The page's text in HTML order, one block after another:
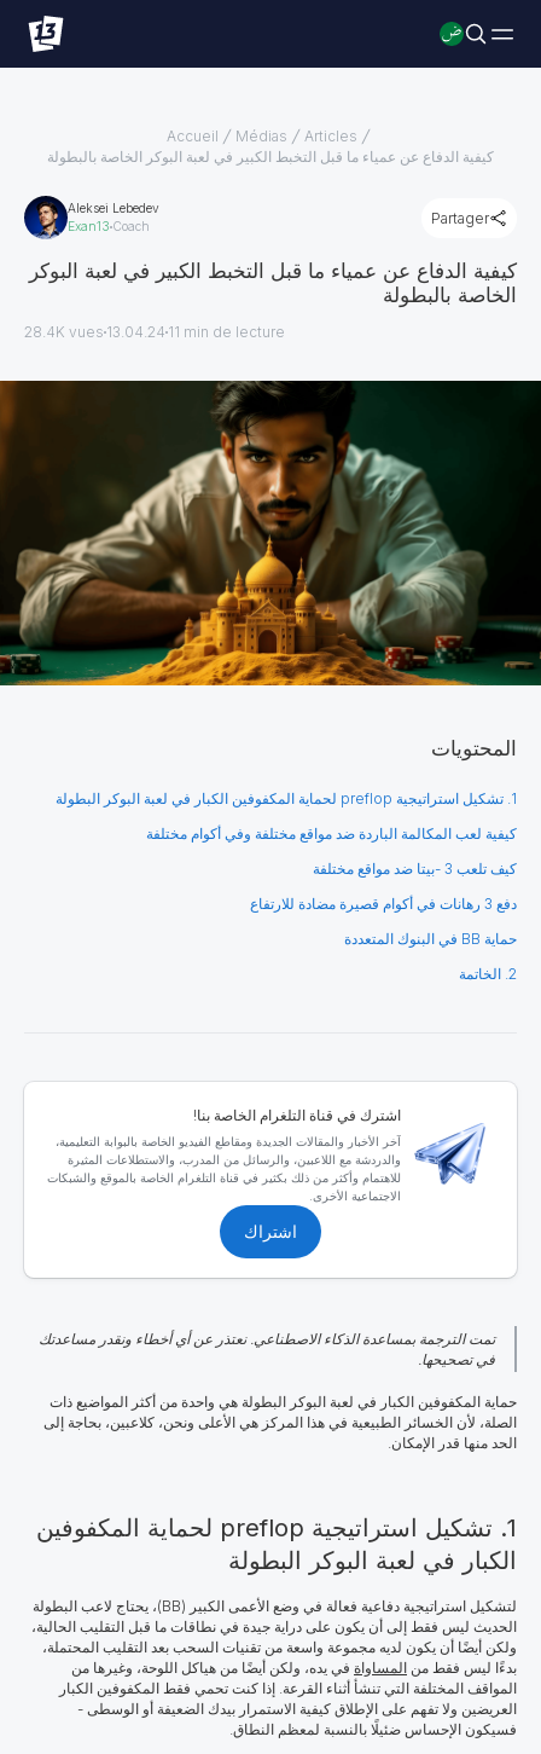
Accueil Médias
Articles
كيفية الدفاع عن عمياء ما قبل التخبط الكبير في لعبة البوكر الخاصة بالبطولة
Aleksei Lebedev
Exan13 Coach Partager
كيفية الدفاع عن عمياء ما قبل التخبط الكبير في لعبة البوكر
الخاصة بالبطولة
28.4K vues 13.04.24 11 min de lecture
المحتويات
1. تشكيل استراتيجية preflop لحماية المكفوفين الكبار في لعبة البوكر البطولة
كيفية لعب المكالمة الباردة ضد مواقع مختلفة وفي أكوام مختلفة
كيف تلعب 3 -بيتا ضد مواقع مختلفة
دفع 3 رهانات في أكوام قصيرة مضادة للارتفاع
حماية BB في البنوك المتعددة
2. الخاتمة
اشترك في قناة التلغرام الخاصة بنا!
آخر الأخبار والمقالات الجديدة ومقاطع الفيديو الخاصة بالبوابة التعليمية،
والدردشة مع اللاعبين، والرسائل من المدرب، والاستطلاعات المثيرة
للاهتمام وأكثر من ذلك بكثير في قناة التلغرام الخاصة بالموقع والشبكات
الاجتماعية الأخرى.
اشتراك
تمت الترجمة بمساعدة الذكاء الاصطناعي. نعتذر عن أي أخطاء ونقدر مساعدتك
في تصحيحها.
حماية المكفوفين الكبار في لعبة البوكر البطولة هي واحدة من أكثر المواضيع ذات
الصلة، لأن الخسائر الطبيعية في هذا المركز هي الأعلى ونحن، كلاعبين، بحاجة إلى
الحد منها قدر الإمكان.
1. تشكيل استراتيجية preflop لحماية المكفوفين
الكبار في لعبة البوكر البطولة
لتشكيل استراتيجية دفاعية فعالة في وضع الأعمى الكبير (BB)، يحتاج لاعب البطولة
الحديث ليس فقط إلى أن يكون على دراية جيدة في نطاقات ما قبل التقليب الحالية،
ولكن أيضًا أن يكون لديه مجموعة واسعة من تقنيات السحب بعد التقليب المحتملة،
بدءًا ليس فقط من المساواة في يده، ولكن أيضًا من هياكل اللوحة، وغيرها من
المواقف المختلفة التي تنشأ أثناء القرعة. إذا كنت تحمي فقط المكفوفين الكبار
العريضين ولا تفهم على الإطلاق كيفية الاستمرار بيدك الضعيفة أو الوسطى -
فسيكون الإحساس ضئيلًا بالنسبة لمعظم النطاق.